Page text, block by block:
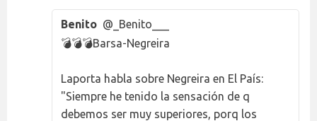
Benito @_Benito___
💣💣💣Barsa-Negreira
Laporta habla sobre Negreira en El País:
"Siempre he tenido la sensación de q
debemos ser muy superiores, porq los